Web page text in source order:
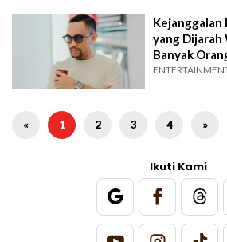
Kejanggalan
yang Dijarah
Banyak
« 1 2 3 4 »
Ikuti Kami